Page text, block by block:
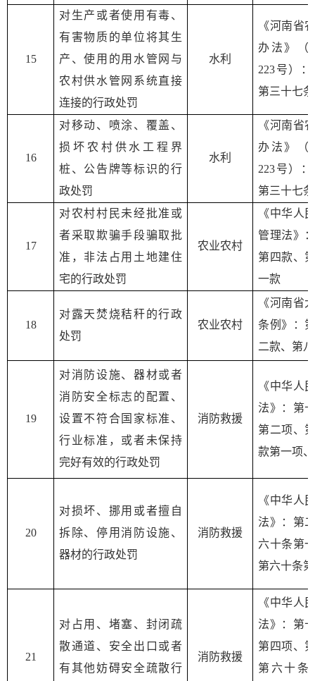
15
对生产或者使用有毒、
有害物质的单位将其生
产、使用的用水管网与
农村供水管网系统直接
连接的行政处罚
水利
《河南省
办法》（
223号）
第三十七
16
对移动、喷涂、覆盖、
损坏农村供水工程界
桩、公告牌等标识的行
政处罚
水利
《河南省
办法》（
223号）
第三十七
1 7
对农村村民未经批准或
者采取欺骗手段骗取批
准，非法占用土地建住
宅的行政处罚
农业农村
《中华人
管理法》
第四款、
一款
18
对露天焚烧秸秆的行政
处罚
农业农村
《河南省
条例》：
二款、第
19
对消防设施、器材或者
消防安全标志的配置、
设置不符合国家标准、
行业标准，或者未保持
完好有效的行政处罚
消防救援
《中华人
法》：第
第二项、
款第一项
20
对损坏、挪用或者擅自
拆除、停用消防设施、
器材的行政处罚
消防救援
《中华人
法》：第
六十条第
第六十条
21
对占用、堵塞、封闭疏
散通道、安全出口或者
有其他妨碍安全疏散行
消防救援
《中华人
法》：第
第四项、
第六十条